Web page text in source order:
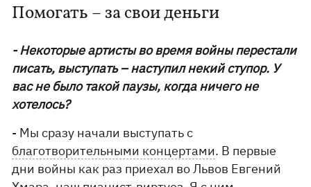
Помогать – за свои деньги
- Некоторые артисты во время войны перестали
писать, выступать – наступил некий ступор. У
вас не было такой паузы, когда ничего не
хотелось?
- Мы сразу начали выступать с
благотворительными концертами. В первые
дни войны как раз приехал во Львов Евгений